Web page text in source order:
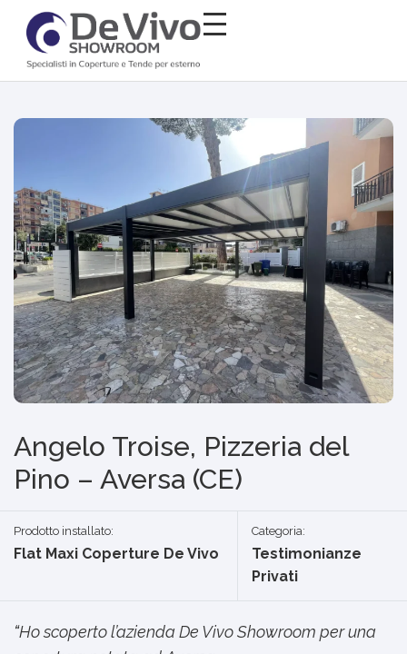
Angelo Troise, Pizzeria del
Pino – Aversa (CE)
Prodotto installato:
Flat Maxi Coperture De Vivo
Categoria:
Testimonianze
Privati
“Ho scoperto l’azienda De Vivo Showroom per una